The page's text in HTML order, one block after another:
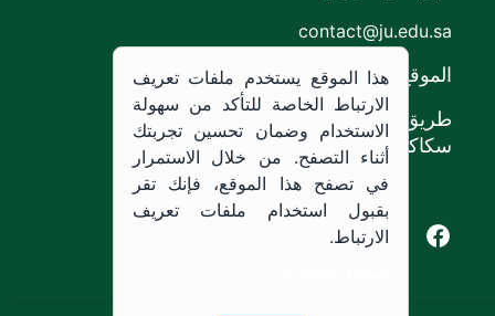
contact@ju.edu.sa
الموقع
طريق الملك خالد،
سكاكا, المملكة العربية السعودية.
Facebook of Jouf University
X of Jouf University
هذا الموقع يستخدم ملفات تعريف
الارتباط الخاصة للتأكد من سهولة
الاستخدام وضمان تحسين تجربتك
أثناء التصفح. من خلال الاستمرار
في تصفح هذا الموقع، فإنك تقر
بقبول استخدام ملفات تعريف
الارتباط.